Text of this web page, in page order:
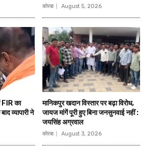
कोरबा August 5, 2026
FIR का
व्यापारी ने
मानिकपुर खदान विस्तार पर बढ़ा विरोध,
जायज मांगें पूरी हुए बिना जनसुनवाई नहीं :
जयसिंह अग्रवाल
कोरबा August 3, 2026